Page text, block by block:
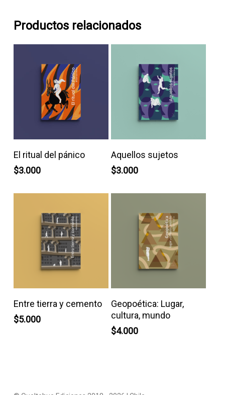
Productos relacionados
Añadir Al Carrito
El ritual del pánico
$3.000
Aquellos sujetos
$3.000
Añadir Al Carrito
Entre tierra y cemento
$5.000
Añadir Al Carrito
Geopoética: Lugar,
cultura, mundo
$4.000